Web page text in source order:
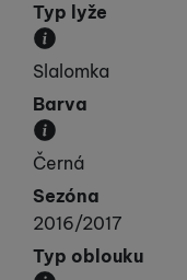
Typ lyže
Kategorie, do
Slalomka
Barva
Převládající
Černá
Sezóna
2016/2017
Typ oblouku